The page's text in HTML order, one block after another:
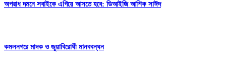
অপরাধ দমনে সবাইকে এগিয়ে আসতে হবে: ডিআইজি আশিক সাঈদ
কমলনগরে মাদক ও জুয়াবিরোধী মানববন্ধন